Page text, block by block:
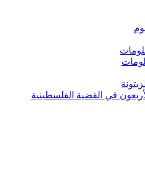
في القضية الفلسطينية